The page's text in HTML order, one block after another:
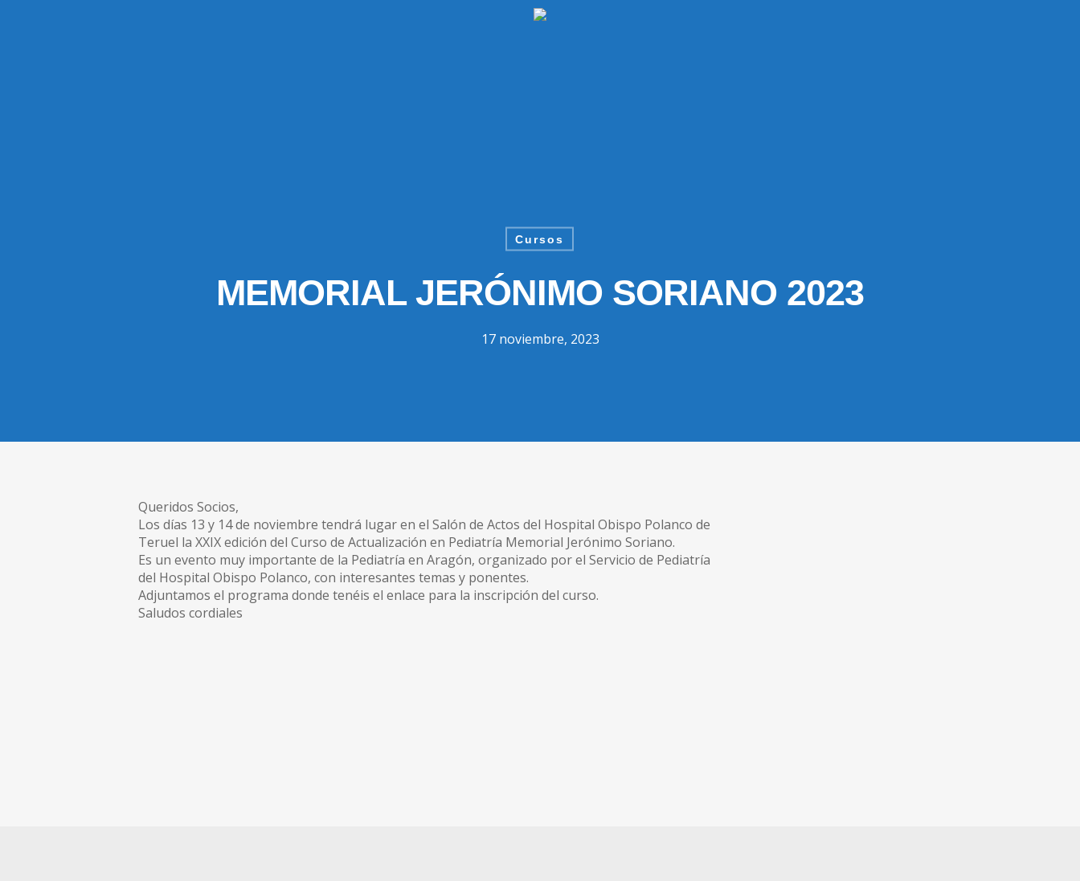
Cursos
MEMORIAL JERÓNIMO SORIANO 2023
17 noviembre, 2023
Queridos Socios,
Los días 13 y 14 de noviembre tendrá lugar en el Salón de Actos del Hospital Obispo Polanco de
Teruel la XXIX edición del Curso de Actualización en Pediatría Memorial Jerónimo Soriano.
Es un evento muy importante de la Pediatría en Aragón, organizado por el Servicio de Pediatría
del Hospital Obispo Polanco, con interesantes temas y ponentes.
Adjuntamos el programa donde tenéis el enlace para la inscripción del curso.
Saludos cordiales